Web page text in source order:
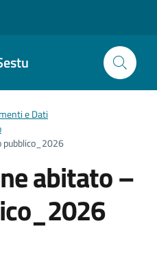
e Dati
pubblico_2026
abitato –